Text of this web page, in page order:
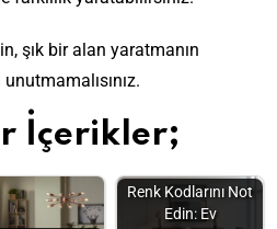
şık bir alan yaratmanın
İçerikler;
Renk Kodlarını Not
Edin: Ev